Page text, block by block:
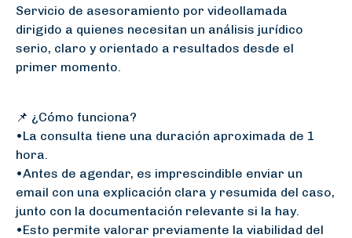
Servicio de asesoramiento por videollamada
dirigido a quienes necesitan un análisis jurídico
serio, claro y orientado a resultados desde el
primer momento.
📌 ¿Cómo funciona?
•La consulta tiene una duración aproximada de 1
hora.
•Antes de agendar, es imprescindible enviar un
email con una explicación clara y resumida del caso,
junto con la documentación relevante si la hay.
•Esto permite valorar previamente la viabilidad del